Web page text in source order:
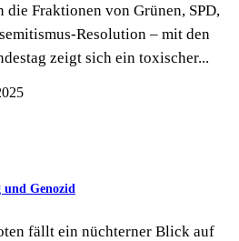
Fraktionen von Grünen, SPD,
Resolution – mit den
zeigt sich ein toxischer...
und Genozid
fällt ein nüchterner Blick auf